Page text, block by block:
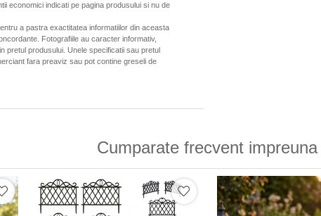
economici indicati pe pagina produsului si nu de
a pastra exactitatea informatiilor din aceasta
Fotografiile au caracter informativ,
pretul produsului. Unele specificatii sau pretul
fara preaviz sau pot contine greseli de
Cumparate frecvent impreuna